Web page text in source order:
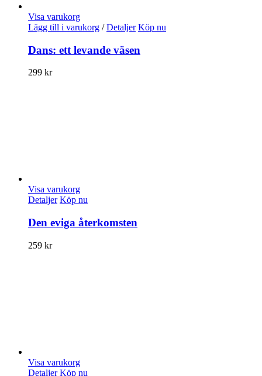
Visa varukorg
Lägg till i varukorg / Detaljer Köp nu
Dans: ett levande väsen
299 kr
Visa varukorg
Detaljer Köp nu
Den eviga återkomsten
259 kr
Visa varukorg
Detaljer Köp nu